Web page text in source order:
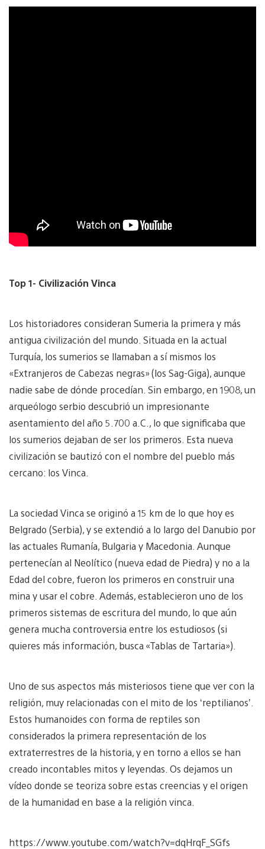
Top 1- Civilización Vinca
Los historiadores consideran Sumeria la primera y más
antigua civilización del mundo. Situada en la actual
Turquía, los sumerios se llamaban a sí mismos los
«Extranjeros de Cabezas negras» (los Sag-Giga), aunque
nadie sabe de dónde procedían. Sin embargo, en 1908, un
arqueólogo serbio descubrió un impresionante
asentamiento del año 5.700 a.C., lo que significaba que
los sumerios dejaban de ser los primeros. Esta nueva
civilización se bautizó con el nombre del pueblo más
cercano: los Vinca.
La sociedad Vinca se originó a 15 km de lo que hoy es
Belgrado (Serbia), y se extendió a lo largo del Danubio por
las actuales Rumanía, Bulgaria y Macedonia. Aunque
pertenecían al Neolítico (nueva edad de Piedra) y no a la
Edad del cobre, fueron los primeros en construir una
mina y usar el cobre. Además, establecieron uno de los
primeros sistemas de escritura del mundo, lo que aún
genera mucha controversia entre los estudiosos (si
quieres más información, busca «Tablas de Tartaria»).
Uno de sus aspectos más misteriosos tiene que ver con la
religión, muy relacionadas con el mito de los ‘reptilianos’.
Estos humanoides con forma de reptiles son
considerados la primera representación de los
extraterrestres de la historia, y en torno a ellos se han
creado incontables mitos y leyendas. Os dejamos un
vídeo donde se teoriza sobre estas creencias y el origen
de la humanidad en base a la religión vinca.
https://www.youtube.com/watch?v=dqHrqF_SGfs